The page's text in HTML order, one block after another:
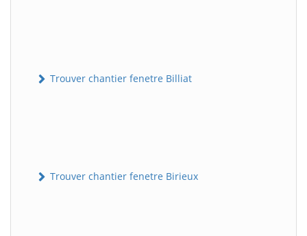
Trouver chantier fenetre Billiat
Trouver chantier fenetre Birieux